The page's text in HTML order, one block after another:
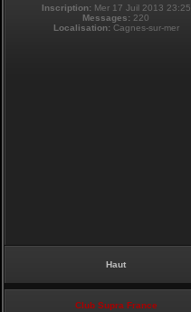
Inscription: Mer 17 Juil 2013 23:25
Messages: 220
Localisation:Cagnes-sur-mer
Haut
Club Supra France